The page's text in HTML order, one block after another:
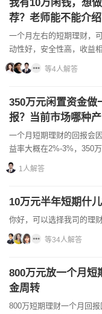
我有10万闲钱，想
荐？老师能不能介
一个月左右的短期理财，
动性好，安全性高，收益
资金。短期债券基金主要
等4人解答
350万元闲置资金做
报？当前市场哪种产
一个月短期理财的回报会
益率大概在2%-3%，350
品年化收益率约2.5%-
1人解答
10万元半年短期什
你好，可以选择我司的理
等34人解答
800万元放一个月短
金周转
800万短期理财一个月回